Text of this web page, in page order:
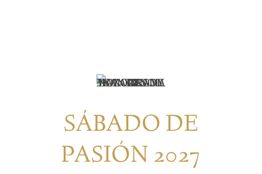
SÁBADO DE
PASIÓN 2027